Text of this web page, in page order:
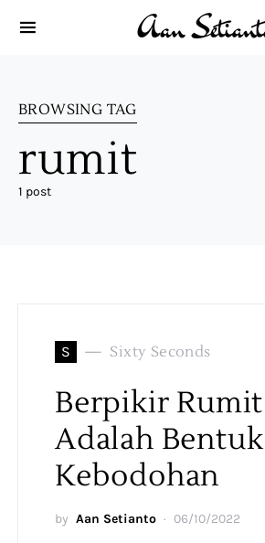
BROWSING TAG
rumit
1 post
S Sixty Seconds
Berpikir Rumit
Adalah Bentuk
Kebodohan
by Aan Setianto 06/10/2022